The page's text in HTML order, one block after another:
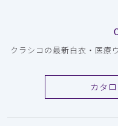
クラシコの最新白衣・医療
カタ